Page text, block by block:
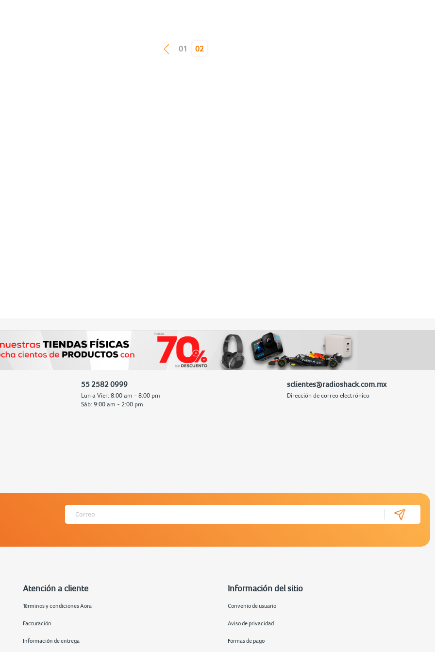
01 02
(current)
55 2582 0999
Lun a Vier: 8:00 am - 8:00 pm
Sáb: 9:00 am - 2:00 pm
sclientes@radioshack.com.mx
Dirección de correo electrónico
Atención a cliente
Términos y condiciones Aora
Facturación
Información de entrega
Información del sitio
Convenio de usuario
Aviso de privacidad
Formas de pago